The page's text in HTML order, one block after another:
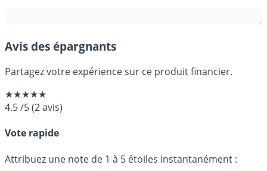
Avis des épargnants
Partagez votre expérience sur ce produit financier.
★★★★★
4.5/5(2avis)
Vote rapide
Attribuez une note de 1 à 5 étoiles instantanément :